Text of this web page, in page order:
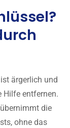
ärgerlich und
Hilfe entfernen.
die
ohne das